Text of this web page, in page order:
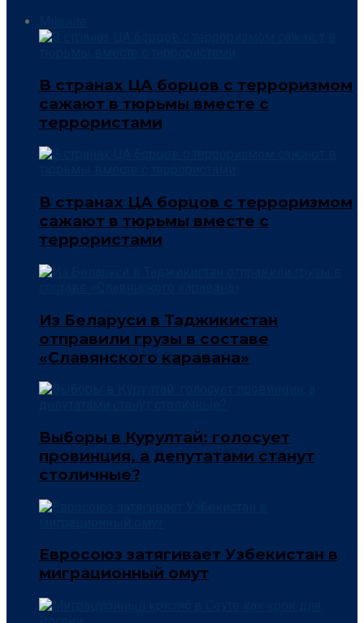
В странах ЦА борцов с терроризмом
сажают в тюрьмы вместе с
террористами
В странах ЦА борцов с терроризмом
сажают в тюрьмы вместе с
террористами
Из Беларуси в Таджикистан
отправили грузы в составе
«Славянского каравана»
Выборы в Курултай: голосует
провинция, а депутатами станут
столичные?
Евросоюз затягивает Узбекистан в
миграционный омут